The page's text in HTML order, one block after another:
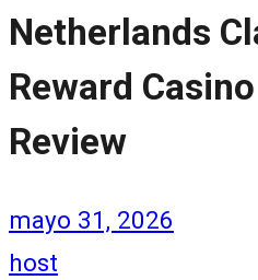
Netherlands
Reward
Review
mayo 31, 2026
host